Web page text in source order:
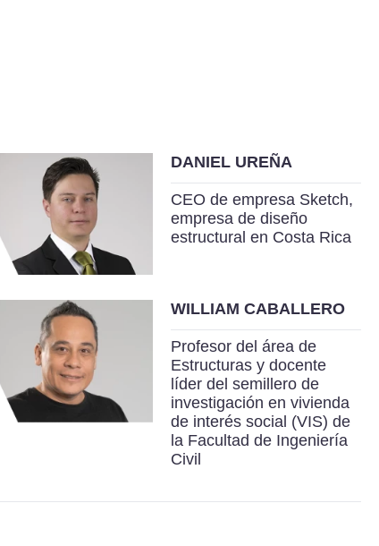
DANIEL UREÑA
CEO de empresa Sketch,
empresa de diseño
estructural en Costa Rica
WILLIAM CABALLERO
Profesor del área de
Estructuras y docente
líder del semillero de
investigación en vivienda
de interés social (VIS) de
la Facultad de Ingeniería
Civil